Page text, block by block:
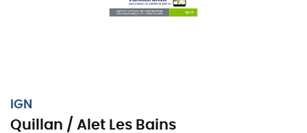
IGN
Quillan / Alet Les Bains